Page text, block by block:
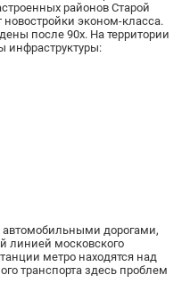
11
20
12
районов Старой
эконом-класса.
после 90х. На территории
инфраструктуры:
автомобильными дорогами,
линией московского
метро находятся над
транспорта здесь проблем